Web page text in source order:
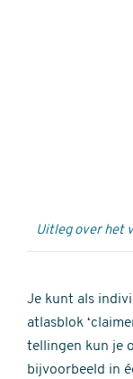
Uitleg over het
Je kunt als
atlasblok
tellingen kun je
bijvoorbeeld in